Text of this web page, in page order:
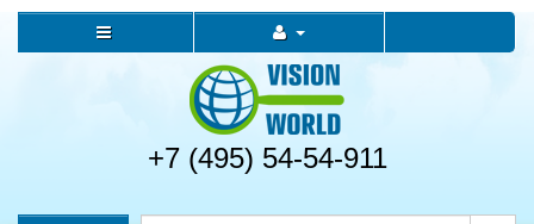
+7 (495) 54-54-911